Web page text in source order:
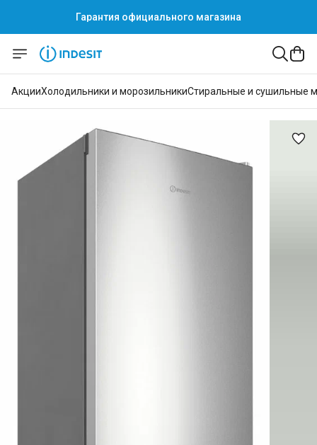
Гарантия официального магазина
Гарантия официального магазина
АкцииХолодильники и морозильникиСтиральные и сушильные